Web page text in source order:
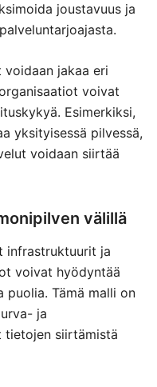
joustavuus ja
jakaa eri
voivat
Esimerkiksi,
yksityisessä pilvessä,
voidaan siirtää
välillä
infrastruktuurit ja
voivat hyödyntää
puolia. Tämä malli on
ja
tietojen siirtämistä